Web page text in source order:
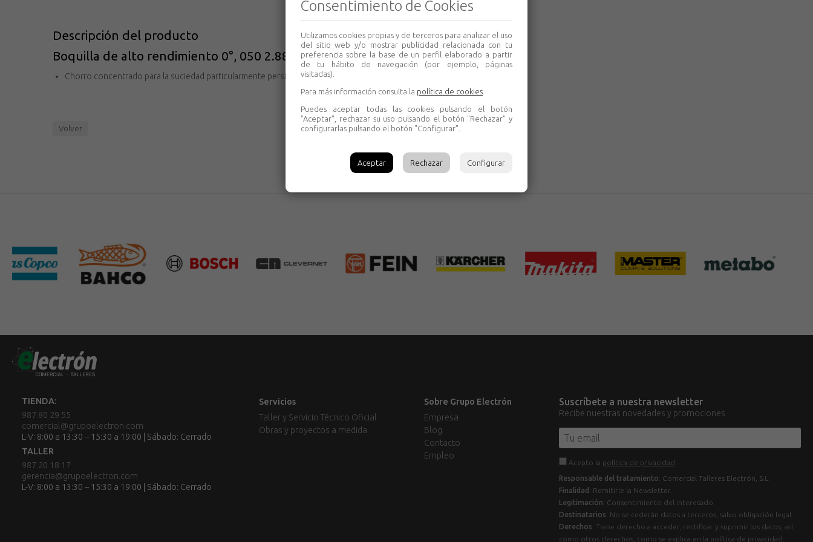
Descripción del producto
Boquilla de alto rendimiento 0°, 050 2.884-535.0 Karcher
Chorro concentrado para la suciedad particularmente persistente.
Volver
TIENDA:
987 80 29 55
comercial@grupoelectron.com
L-V: 8:00 a 13:30 – 15:30 a 19:00 | Sábado: Cerrado
TALLER
987 20 18 17
gerencia@grupoelectron.com
L-V: 8:00 a 13:30 – 15:30 a 19:00 | Sábado: Cerrado
Servicios
Taller y Servicio Técnico Oficial
Obras y proyectos a medida
Sobre Grupo Electrón
Empresa
Blog
Contacto
Empleo
Suscríbete a nuestra newsletter
Recibe nuestras novedades y promociones
Acepto la política de privacidad
Responsable del tratamiento: Comercial Talleres Electrón, S.L.
Finalidad : Remitirle la Newsletter.
Legitimación: Consentimiento del interesado.
Destinatarios: No se cederán datos a terceros, salvo obligación legal.
Derechos: Tiene derecho a acceder, rectificar y suprimir los datos, así
como otros derechos, como se explica en la política de privacidad.
Consentimiento de Cookies
Utilizamos cookies propias y de terceros para analizar el uso
del sitio web y/o mostrar publicidad relacionada con tu
preferencia sobre la base de un perfil elaborado a partir
de tu hábito de navegación (por ejemplo, páginas
visitadas).
Para más información consulta la política de cookies
Puedes aceptar todas las cookies pulsando el botón
"Aceptar", rechazar su uso pulsando el botón "Rechazar" y
configurarlas pulsando el botón "Configurar".
Aceptar Rechazar Configurar